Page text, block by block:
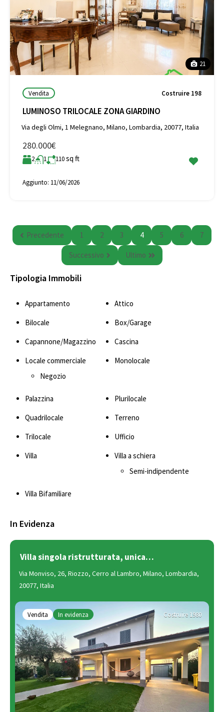
21
Vendita Costruire 198
LUMINOSO TRILOCALE ZONA GIARDINO
Via degli Olmi, 1 Melegnano, Milano, Lombardia, 20077, Italia
280.000€
2 1 110sq ft
Aggiunto: 11/06/2026
Precedente 1 2 3 4 5 6 7
Successivo Ultimo
Tipologia Immobili
Appartamento
Attico
Bilocale
Box/Garage
Capannone/Magazzino
Cascina
Locale commerciale
Negozio
Monolocale
Palazzina
Plurilocale
Quadrilocale
Terreno
Trilocale
Ufficio
Villa
Villa a schiera
Semi-indipendente
Villa Bifamiliare
In Evidenza
Villa singola ristrutturata, unica…
Via Monviso, 26, Riozzo, Cerro al Lambro, Milano, Lombardia,
20077, Italia
Vendita In evidenza Costruire 1980